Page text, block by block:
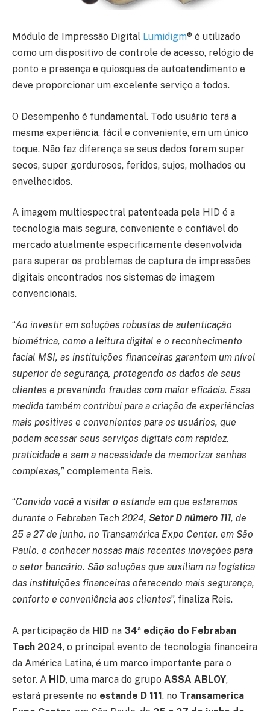
Módulo de Impressão Digital Lumidigm® é utilizado
como um dispositivo de controle de acesso, relógio de
ponto e presença e quiosques de autoatendimento e
deve proporcionar um excelente serviço a todos.
O Desempenho é fundamental. Todo usuário terá a
mesma experiência, fácil e conveniente, em um único
toque. Não faz diferença se seus dedos forem super
secos, super gordurosos, feridos, sujos, molhados ou
envelhecidos.
A imagem multiespectral patenteada pela HID é a
tecnologia mais segura, conveniente e confiável do
mercado atualmente especificamente desenvolvida
para superar os problemas de captura de impressões
digitais encontrados nos sistemas de imagem
convencionais.
“Ao investir em soluções robustas de autenticação
biométrica, como a leitura digital e o reconhecimento
facial MSI, as instituições financeiras garantem um nível
superior de segurança, protegendo os dados de seus
clientes e prevenindo fraudes com maior eficácia. Essa
medida também contribui para a criação de experiências
mais positivas e convenientes para os usuários, que
podem acessar seus serviços digitais com rapidez,
praticidade e sem a necessidade de memorizar senhas
complexas,” complementa Reis.
“Convido você a visitar o estande em que estaremos
durante o Febraban Tech 2024, Setor D número 111, de
25 a 27 de junho, no Transamérica Expo Center, em São
Paulo, e conhecer nossas mais recentes inovações para
o setor bancário. São soluções que auxiliam na logística
das instituições financeiras oferecendo mais segurança,
conforto e conveniência aos clientes”, finaliza Reis.
A participação da HID na 34ª edição do Febraban
Tech 2024, o principal evento de tecnologia financeira
da América Latina, é um marco importante para o
setor. A HID, uma marca do grupo ASSA ABLOY,
estará presente no estande D 111, no Transamerica